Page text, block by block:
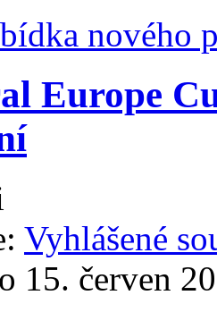
nového
Europe
Vyhlášené
15. červen